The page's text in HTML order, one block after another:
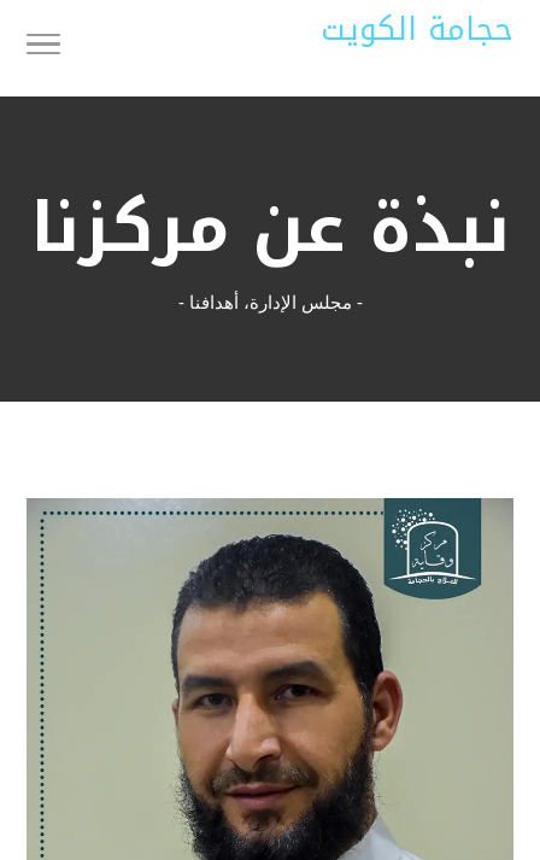
حجامة الكويت
نبذة عن مركزنا
- مجلس الإدارة، أهدافنا -